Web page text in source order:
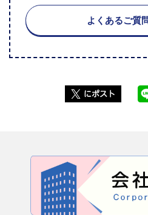
よくあるご質